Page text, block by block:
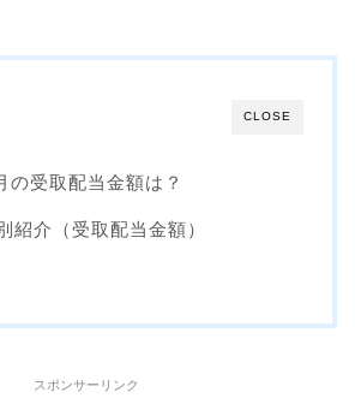
CLOSE
の受取配当金額は？
紹介（受取配当金額）
スポンサーリンク